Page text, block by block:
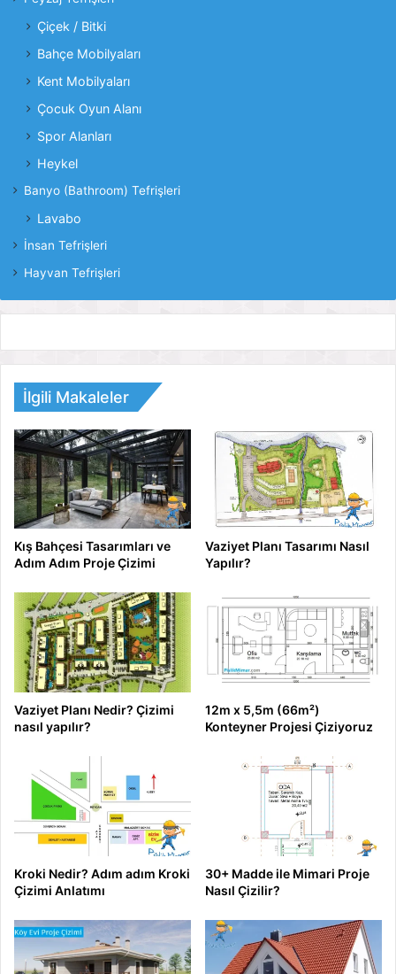
Çiçek / Bitki
Bahçe Mobilyaları
Kent Mobilyaları
Çocuk Oyun Alanı
Spor Alanları
Heykel
Banyo (Bathroom) Tefrişleri
Lavabo
İnsan Tefrişleri
Hayvan Tefrişleri
İlgili Makaleler
Kış Bahçesi Tasarımları ve
Adım Adım Proje Çizimi
Vaziyet Planı Tasarımı Nasıl
Yapılır?
Vaziyet Planı Nedir? Çizimi
nasıl yapılır?
12m x 5,5m (66m²)
Konteyner Projesi Çiziyoruz
Kroki Nedir? Adım adım Kroki
Çizimi Anlatımı
30+ Madde ile Mimari Proje
Nasıl Çizilir?